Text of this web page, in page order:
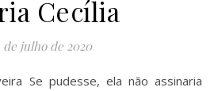
Cecília
de julho de 2020